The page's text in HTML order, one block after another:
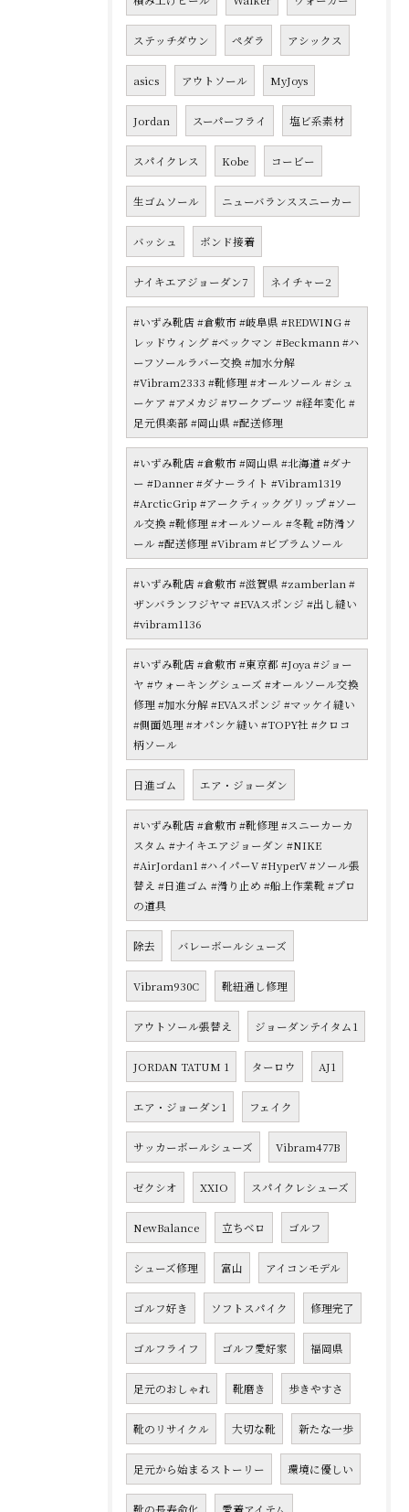
ステッチダウン ペダラ アシックス
asics アウトソール MyJoys
Jordan スーパーフライ 塩ビ系素材
スパイクレス Kobe コービー
生ゴムソール ニューバランススニーカー
バッシュ ボンド接着
ナイキエアジョーダン7 ネイチャー2
#いずみ靴店 #倉敷市 #岐阜県 #REDWING #
レッドウィング #ベックマン #Beckmann #ハ
ーフソールラバー交換 #加水分解
#Vibram2333 #靴修理 #オールソール #シュ
ーケア #アメカジ #ワークブーツ #経年変化 #
足元倶楽部 #岡山県 #配送修理
#いずみ靴店 #倉敷市 #岡山県 #北海道 #ダナ
ー #Danner #ダナーライト #Vibram1319
#ArcticGrip #アークティックグリップ #ソー
ル交換 #靴修理 #オールソール #冬靴 #防滑ソ
ール #配送修理 #Vibram #ビブラムソール
#いずみ靴店 #倉敷市 #滋賀県 #zamberlan #
ザンバランフジヤマ #EVAスポンジ #出し縫い
#vibram1136
#いずみ靴店 #倉敷市 #東京都 #Joya #ジョー
ヤ #ウォーキングシューズ #オールソール交換
修理 #加水分解 #EVAスポンジ #マッケイ縫い
#側面処理 #オパンケ縫い #TOPY社 #クロコ
柄ソール
日進ゴム エア・ジョーダン
#いずみ靴店 #倉敷市 #靴修理 #スニーカーカ
スタム #ナイキエアジョーダン #NIKE
#AirJordan1 #ハイパーV #HyperV #ソール張
替え #日進ゴム #滑り止め #船上作業靴 #プロ
の道具
除去 バレーボールシューズ
Vibram930C 靴紐通し修理
アウトソール張替え ジョーダンテイタム1
JORDAN TATUM 1 ターロウ AJ1
エア・ジョーダン1 フェイク
サッカーボールシューズ Vibram477B
ゼクシオ XXIO スパイクレシューズ
NewBalance 立ちベロ ゴルフ
シューズ修理 富山 アイコンモデル
ゴルフ好き ソフトスパイク 修理完了
ゴルフライフ ゴルフ愛好家 福岡県
足元のおしゃれ 靴磨き 歩きやすさ
靴のリサイクル 大切な靴 新たな一歩
足元から始まるストーリー 環境に優しい